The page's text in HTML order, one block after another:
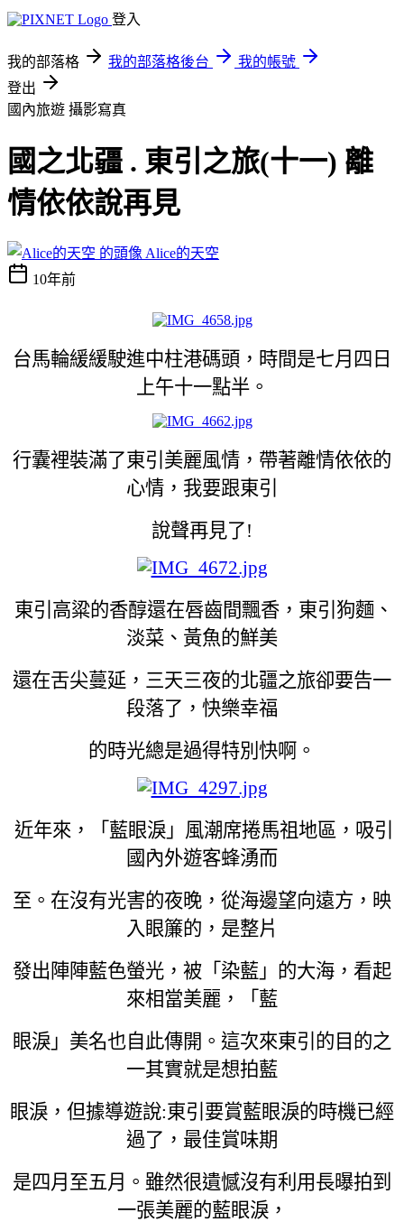
登入
我的部落格 我的部落格後台
我的帳號
登出
國內旅遊 攝影寫真
國之北疆 . 東引之旅(十一) 離
情依依說再見
Alice的天空
10年前
台馬輪緩緩駛進中柱港碼頭，時間是七月四日
上午十一點半。
行囊裡裝滿了東引美麗風情，帶著離情依依的
心情，我要跟東引
說聲再見了!
東引高粱的香醇還在唇齒間飄香，東引狗麵、
淡菜、黃魚的鮮美
還在舌尖蔓延，三天三夜的北疆之旅卻要告一
段落了，快樂幸福
的時光總是過得特別快啊。
近年來，「藍眼淚」風潮席捲馬祖地區，吸引
國內外遊客蜂湧而
至。在沒有光害的夜晚，從海邊望向遠方，映
入眼簾的，是整片
發出陣陣藍色螢光，被「染藍」的大海，看起
來相當美麗，「藍
眼淚」美名也自此傳開。這次來東引的目的之
一其實就是想拍藍
眼淚，但據導遊說:東引要賞藍眼淚的時機已經
過了，最佳賞味期
是四月至五月。雖然很遺憾沒有利用長曝拍到
一張美麗的藍眼淚，